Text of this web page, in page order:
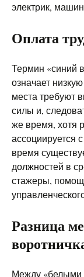
электрик,
Оплата
Термин «синий
означает
места требуют
силы и,
же время, хотя
ассоциируется
время
должностей в
стажеры,
Разница
Между «белыми